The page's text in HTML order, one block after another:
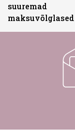
suuremad
maksuvõlglased